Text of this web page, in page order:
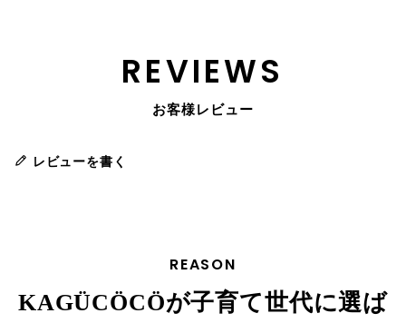
REVIEWS
お客様レビュー
レビューを書く
REASON
KAGÜCÖCÖが子育て世代に選ば